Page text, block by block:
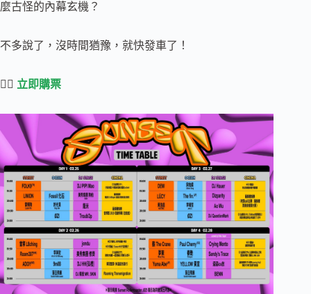
麼古怪的內幕玄機？
不多說了，沒時間猶豫，就快發車了！
👉🏻 立即購票